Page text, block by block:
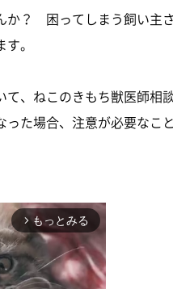
か？ 困ってしまう飼い主
。
て、ねこのきもち獣医師相
た場合、注意が必要なこ
arrow_forward_ios もっとみる